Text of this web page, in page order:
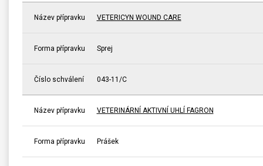
Název přípravku VETERICYN WOUND CARE
Forma přípravku Sprej
Číslo schválení 043-11/C
Název přípravku VETERINÁRNÍ AKTIVNÍ UHLÍ FAGRON
Forma přípravku Prášek